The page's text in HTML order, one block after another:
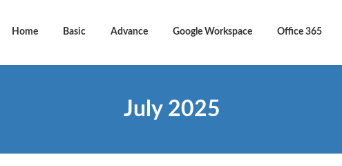
Home Basic Advance Google Workspace Office 365
July 2025